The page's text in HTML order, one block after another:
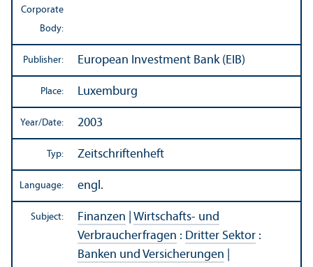
Corporate
Body:
Publisher: European Investment Bank (EIB)
Place: Luxemburg
Year/Date: 2003
Typ: Zeitschriftenheft
Language: engl.
Subject: Finanzen
Wirtschafts- und
Verbraucherfragen : Dritter Sektor :
Banken und Versicherungen